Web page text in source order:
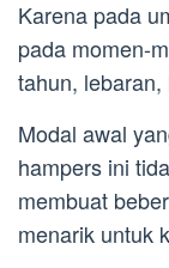
Karena pada
pada momen-
tahun,
Modal awal
hampers ini
membuat
menarik untuk